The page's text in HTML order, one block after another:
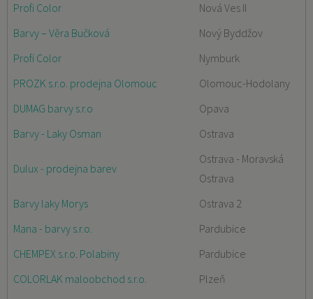
Profi Color
Nová Ves II
Barvy – Věra Bučková
Nový Byddžov
Profi Color
Nymburk
PROZK s.r.o. prodejna Olomouc
Olomouc-Hodolany
DUMAG barvy s.r.o
Opava
Barvy - Laky Osman
Ostrava
Dulux - prodejna barev
Ostrava - Moravská
Ostrava
Barvy laky Morys
Ostrava 2
Mana - barvy s.r.o.
Pardubice
CHEMPEX s.r.o. Polabiny
Pardubice
COLORLAK maloobchod s.r.o.
Plzeň